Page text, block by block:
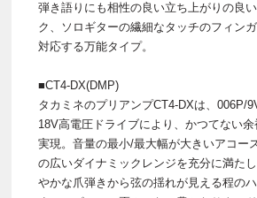
弾き語りにも相性の良い立ち上がりの良
ク、ソロギターの繊細なタッチのフィン
対応する万能タイプ。
■CT4-DX(DMP)
タカミネのプリアンプCT4-DXは、006P/
18V高電圧ドライブにより、かつてない
実現。音量の最小/最大幅が大きいアコー
の広いダイナミックレンジを充分に満た
やかな爪弾きから弦の揺れが見える程の